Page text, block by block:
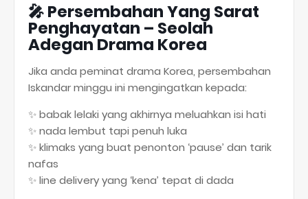
🎤Persembahan Yang Sarat
Penghayatan – Seolah
Adegan Drama Korea
Jika anda peminat drama Korea, persembahan
Iskandar minggu ini mengingatkan kepada:
✨ babak lelaki yang akhirnya meluahkan isi hati
✨ nada lembut tapi penuh luka
✨ klimaks yang buat penonton ‘pause’ dan tarik
nafas
✨ line delivery yang ‘kena’ tepat di dada